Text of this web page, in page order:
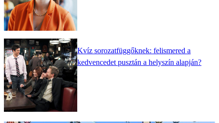
Kvíz sorozatfüggőknek: felismered a
kedvencedet pusztán a helyszín alapján?